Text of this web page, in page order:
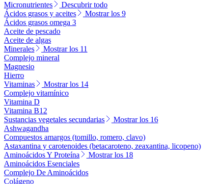
Micronutrientes
Descubrir todo
Ácidos grasos y aceites
Mostrar los 9
Ácidos grasos omega 3
Aceite de pescado
Aceite de algas
Minerales
Mostrar los 11
Complejo mineral
Magnesio
Hierro
Vitaminas
Mostrar los 14
Complejo vitamínico
Vitamina D
Vitamina B12
Sustancias vegetales secundarias
Mostrar los 16
Ashwagandha
Compuestos amargos (tomillo, romero, clavo)
Astaxantina y carotenoides (betacaroteno, zeaxantina, licopeno)
Aminoácidos Y Proteína
Mostrar los 18
Aminoácidos Esenciales
Complejo De Aminoácidos
Colágeno